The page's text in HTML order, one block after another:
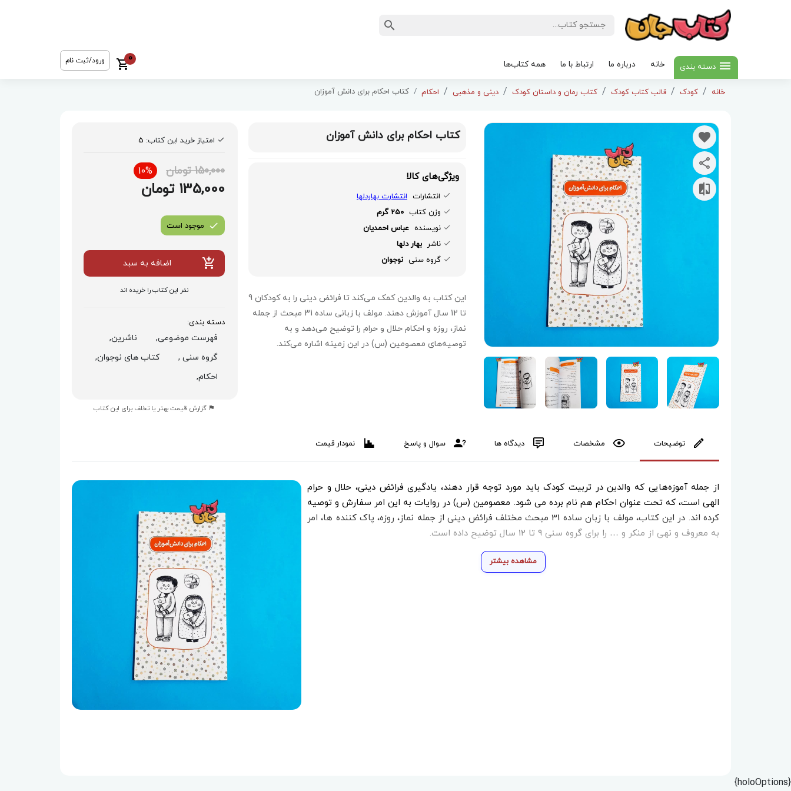
دسته بندی خانه درباره ما ارتباط با ما همه کتاب‌ها
0 ورود/ثبت نام
خانه کودک قالب کتاب کودک کتاب رمان و داستان کودک دینی و مذهبی احکام کتاب احکام برای دانش آموزان
کتاب احکام برای دانش آموزان
ویژگی‌های کالا
انتشارات انتشارت بهاردلها
وزن کتاب 250 گرم
نویسنده عباس احمدیان
ناشر بهار دلها
گروه سنی نوجوان
این کتاب به والدین کمک می‌کند تا فرائض دینی را به کودکان 9
تا 12 سال آموزش دهند. مولف با زبانی ساده 31 مبحث از جمله
نماز، روزه و احکام حلال و حرام را توضیح می‌دهد و به
توصیه‌های معصومین (س) در این زمینه اشاره می‌کند.
امتیاز خرید این کتاب: 5
150,000 تومان 10%
135,000 تومان
موجود است
اضافه به سبد
نفر این کتاب را خریده اند
دسته بندی:
فهرست موضوعی,
ناشرین,
گروه سنی ,
کتاب های نوجوان,
احکام,
گزارش قیمت بهتر یا تخلف برای این کتاب
توضیحات مشخصات دیدگاه ها سوال و پاسخ نمودار قیمت
از جمله آموزه‌هایی که والدین در تربیت کودک باید مورد توجه قرار دهند، یادگیری فرائض دینی، حلال و حرام
الهی است، که تحت عنوان احکام هم نام برده می شود. معصومین (س) در روایات به این امر سفارش و توصیه
کرده اند. در این کتاب، مولف با زبان ساده 31 مبحث مختلف فرائض دینی از جمله نماز، روزه، پاک کننده ها، امر
به معروف و نهی از منکر و … را برای گروه سنی 9 تا 12 سال توضیح داده است.
مشاهده بیشتر
{holoOptions}